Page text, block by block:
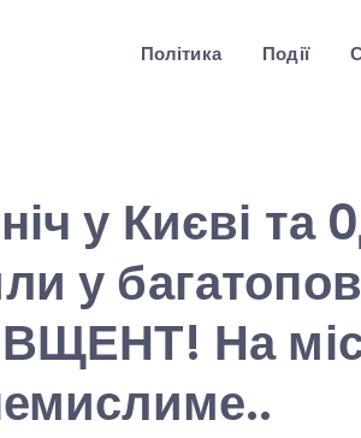
Політика Події
у Києві та
у
На